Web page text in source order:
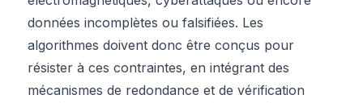
données incomplètes ou falsifiées. Les
algorithmes doivent donc être conçus pour
résister à ces contraintes, en intégrant des
mécanismes de redondance et de vérification